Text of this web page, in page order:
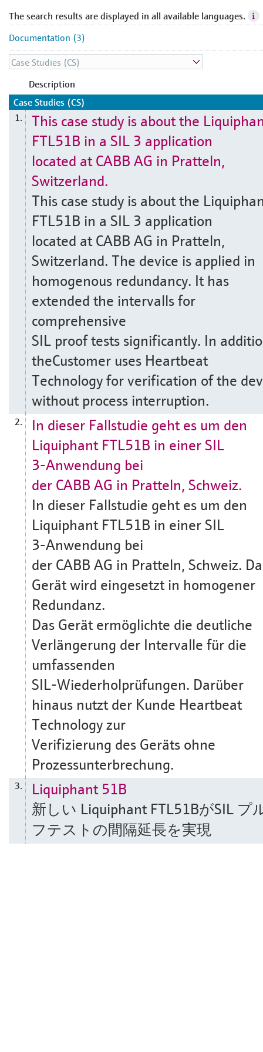
The search results are displayed in all available languages.
Documentation (3)
Description
Case Studies (CS)
1.
This case study is about the
FTL51B in a SIL 3 application
located at CABB AG in Pratteln,
Switzerland.
This case study is about the
FTL51B in a SIL 3 application
located at CABB AG in Pratteln,
Switzerland. The device is applied in
homogenous redundancy. It has
extended the intervalls for
comprehensive
SIL proof tests significantly. In
theCustomer uses Heartbeat
Technology for verification of the
without process interruption.
2.
In dieser Fallstudie geht es um den
Liquiphant FTL51B in einer SIL
3-Anwendung bei
der CABB AG in Pratteln, Schweiz.
In dieser Fallstudie geht es um den
Liquiphant FTL51B in einer SIL
3-Anwendung bei
der CABB AG in Pratteln, Schweiz.
Gerät wird eingesetzt in homogener
Redundanz.
Das Gerät ermöglichte die deutliche
Verlängerung der Intervalle für die
umfassenden
SIL-Wiederholprüfungen. Darüber
hinaus nutzt der Kunde Heartbeat
Technology zur
Verifizierung des Geräts ohne
Prozessunterbrechung.
3.
Liquiphant 51B
新しい Liquiphant FTL51BがSIL プ
フテストの間隔延長を実現